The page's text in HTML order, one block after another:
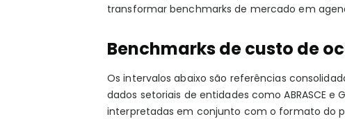
transformar benchmarks de mercado em
Benchmarks de custo de
Os intervalos abaixo são referências
dados setoriais de entidades como ABRASCE
interpretadas em conjunto com o formato do